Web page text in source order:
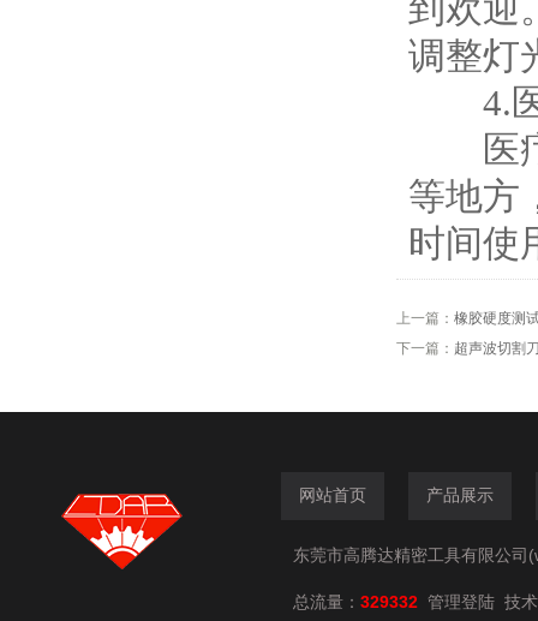
到欢迎
调整灯
4.医
医疗
等地方
时间使
上一篇： 橡胶硬度测
下一篇： 超声波切割
网站首页 产品展示
东莞市高腾达精密工具有限公司
总流量： 329332 管理登陆 技